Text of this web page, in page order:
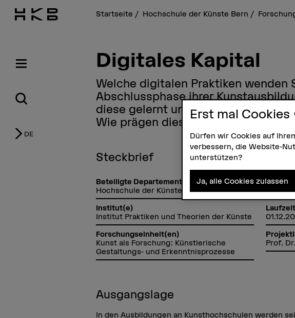
DE
Startseite Hochschule der Künste Bern
Digitales Kapital
Welche digitalen Praktiken wenden
Abschlussphase ihrer
diese gelernt und wie werden sie
Wie prägen diese ihr studentisches
Steckbrief
Beteiligte Departemente
Hochschule der Künste Bern
Institut(e)
Institut Praktiken und Theorien der Künste
Forschungseinheit(en)
Kunst als Forschung: Künstlerische
Gestaltungs- und Erkenntnisprozesse
SNF
Laufzeit
Prof.
Ausgangslage
In den Ausbildungen an Kunsthochschulen werden
Erst mal Cookies
Dürfen wir Cookies auf
verbessern, die Website-
unterstützen?
Ja, alle Cookies zulassen